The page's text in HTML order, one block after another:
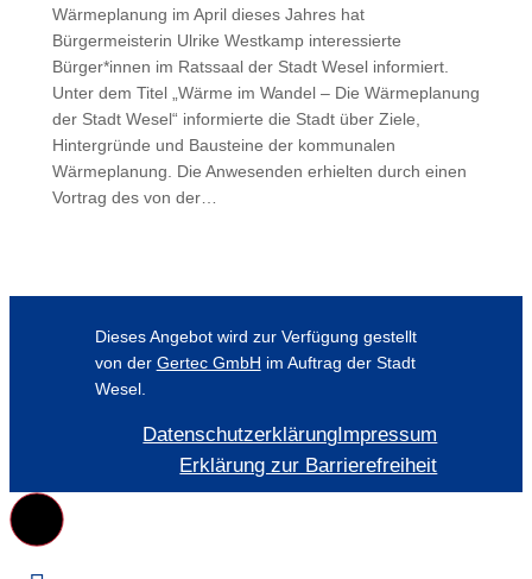
Wärmeplanung im April dieses Jahres hat
Bürgermeisterin Ulrike Westkamp interessierte
Bürger*innen im Ratssaal der Stadt Wesel informiert.
Unter dem Titel „Wärme im Wandel – Die Wärmeplanung
der Stadt Wesel“ informierte die Stadt über Ziele,
Hintergründe und Bausteine der kommunalen
Wärmeplanung. Die Anwesenden erhielten durch einen
Vortrag des von der…
Dieses Angebot wird zur Verfügung gestellt
von der Gertec GmbH im Auftrag der Stadt
Wesel.
DatenschutzerklärungImpressum
Erklärung zur Barrierefreiheit